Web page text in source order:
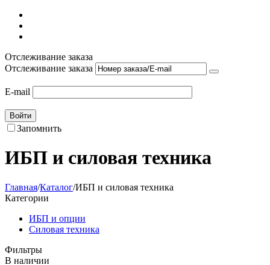
Отслеживание заказа
Отслеживание заказа
E-mail
Войти
Запомнить
ИБП и силовая техника
Главная/Каталог/ИБП и силовая техника
Категории
ИБП и опции
Силовая техника
Фильтры
В наличии